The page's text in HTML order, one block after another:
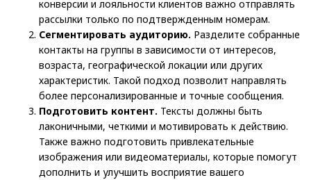
конверсии и лояльности клиентов важно отправлять
рассылки только по подтвержденным номерам.
Cегментировать аудиторию. Разделите собранные
контакты на группы в зависимости от интересов,
возраста, географической локации или других
характеристик. Такой подход позволит направлять
более персонализированные и точные сообщения.
Подготовить контент. Тексты должны быть
лаконичными, четкими и мотивировать к действию.
Также важно подготовить привлекательные
изображения или видеоматериалы, которые помогут
дополнить и улучшить восприятие вашего